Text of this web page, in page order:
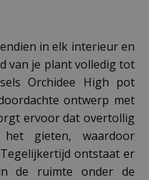
in elk interieur en
van je plant volledig tot
Orchidee High pot
ontwerp met
ervoor dat overtollig
gieten, waardoor
ontstaat er
de ruimte onder de